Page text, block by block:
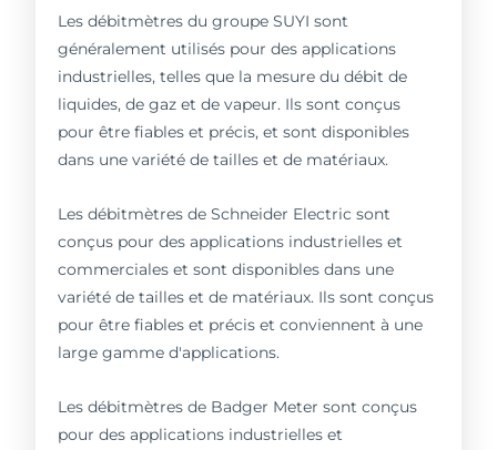
Les débitmètres du groupe SUYI sont
généralement utilisés pour des applications
industrielles, telles que la mesure du débit de
liquides, de gaz et de vapeur. Ils sont conçus
pour être fiables et précis, et sont disponibles
dans une variété de tailles et de matériaux.
Les débitmètres de Schneider Electric sont
conçus pour des applications industrielles et
commerciales et sont disponibles dans une
variété de tailles et de matériaux. Ils sont conçus
pour être fiables et précis et conviennent à une
large gamme d'applications.
Les débitmètres de Badger Meter sont conçus
pour des applications industrielles et